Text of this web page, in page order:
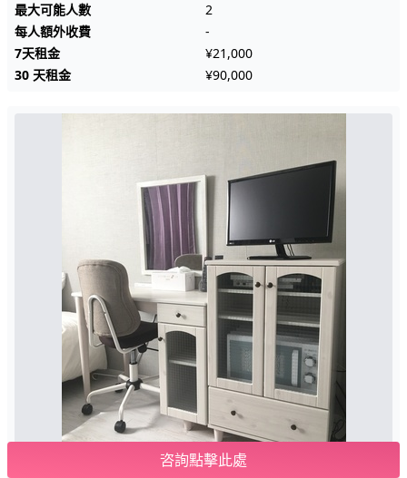
最大可能人數
2
每人額外收費
-
7天租金
¥21,000
30 天租金
¥90,000
咨詢點擊此處